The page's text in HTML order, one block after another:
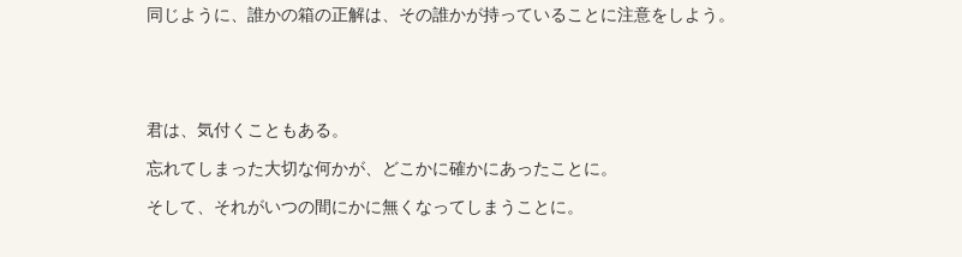
同じように、誰かの箱の正解は、その誰かが持っていることに注意をしよう。
君は、気付くこともある。
忘れてしまった大切な何かが、どこかに確かにあったことに。
そして、それがいつの間にかに無くなってしまうことに。